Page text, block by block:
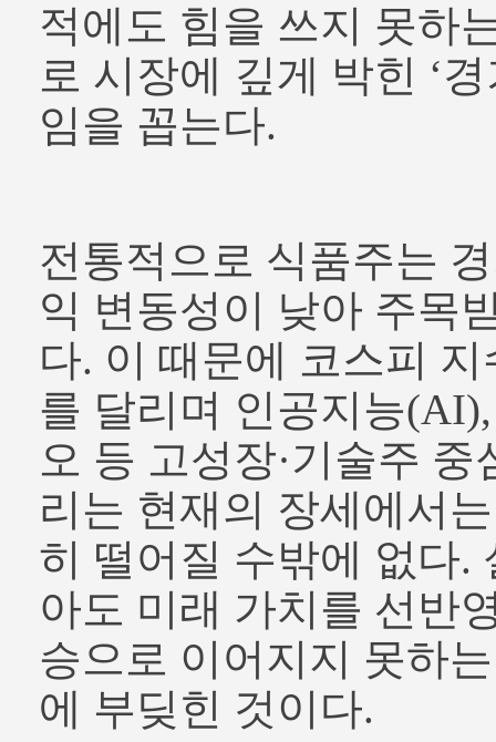
적에도 힘을 쓰지 못하
로 시장에 깊게 박힌 ‘
임을 꼽는다.
전통적으로 식품주는
익 변동성이 낮아 주목
다. 이 때문에 코스피
를 달리며 인공지능
오 등 고성장·기술주
리는 현재의 장세에서
히 떨어질 수밖에 없다.
아도 미래 가치를 선반
승으로 이어지지 못하
에 부딪힌 것이다.